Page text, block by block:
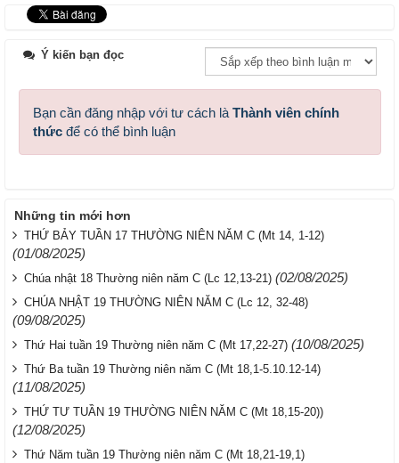
Ý kiến bạn đọc
Bạn cần đăng nhập với tư cách là Thành viên chính
thức để có thể bình luận
Những tin mới hơn
THỨ BẢY TUẦN 17 THƯỜNG NIÊN NĂM C (Mt 14, 1-12)
(01/08/2025)
Chúa nhật 18 Thường niên năm C (Lc 12,13-21) (02/08/2025)
CHÚA NHẬT 19 THƯỜNG NIÊN NĂM C (Lc 12, 32-48)
(09/08/2025)
Thứ Hai tuần 19 Thường niên năm C (Mt 17,22-27) (10/08/2025)
Thứ Ba tuần 19 Thường niên năm C (Mt 18,1-5.10.12-14)
(11/08/2025)
THỨ TƯ TUẦN 19 THƯỜNG NIÊN NĂM C (Mt 18,15-20))
(12/08/2025)
Thứ Năm tuần 19 Thường niên năm C (Mt 18,21-19,1)